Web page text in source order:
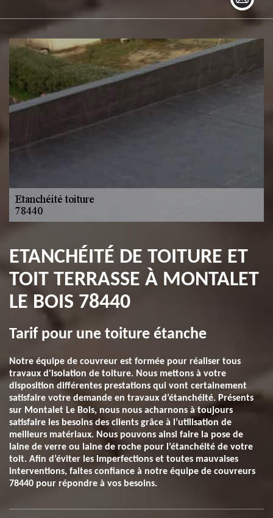
ETANCHÉITÉ DE TOITURE ET
TOIT TERRASSE À MONTALET
LE BOIS 78440
Tarif pour une toiture étanche
Notre équipe de couvreur est formée pour réaliser tous
travaux d'isolation de toiture. Nous mettons à votre
disposition différentes prestations qui vont certainement
satisfaire votre demande en travaux d’étanchéité. Présents
sur Montalet Le Bois, nous nous acharnons à toujours
satisfaire les besoins des clients grâce à l’utilisation de
meilleurs matériaux. Nous pouvons ainsi faire la pose de
laine de verre ou laine de roche pour l’étanchéité de votre
toit. Afin d’éviter les imperfections et toutes mauvaises
interventions, faites confiance à notre équipe de couvreurs
78440 pour répondre à vos besoins.